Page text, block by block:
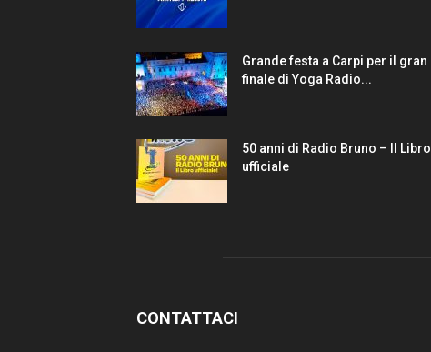
Grande festa a Carpi per il gran
finale di Yoga Radio...
50 anni di Radio Bruno – Il Libro
ufficiale
CONTATTACI